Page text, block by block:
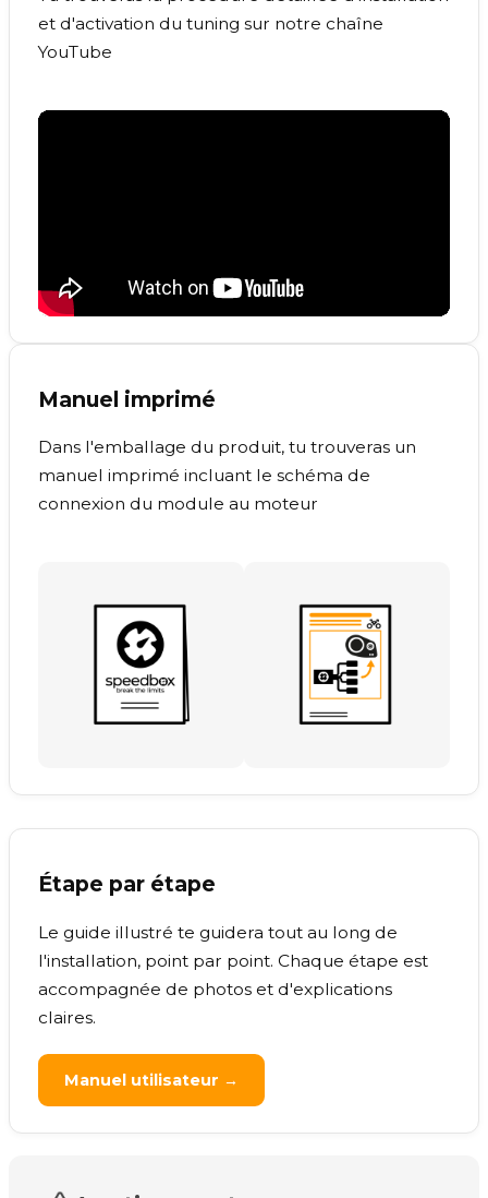
et d'activation du tuning sur notre chaîne
YouTube
Manuel imprimé
Dans l'emballage du produit, tu trouveras un
manuel imprimé incluant le schéma de
connexion du module au moteur
Étape par étape
Le guide illustré te guidera tout au long de
l'installation, point par point. Chaque étape est
accompagnée de photos et d'explications
claires.
Manuel utilisateur →